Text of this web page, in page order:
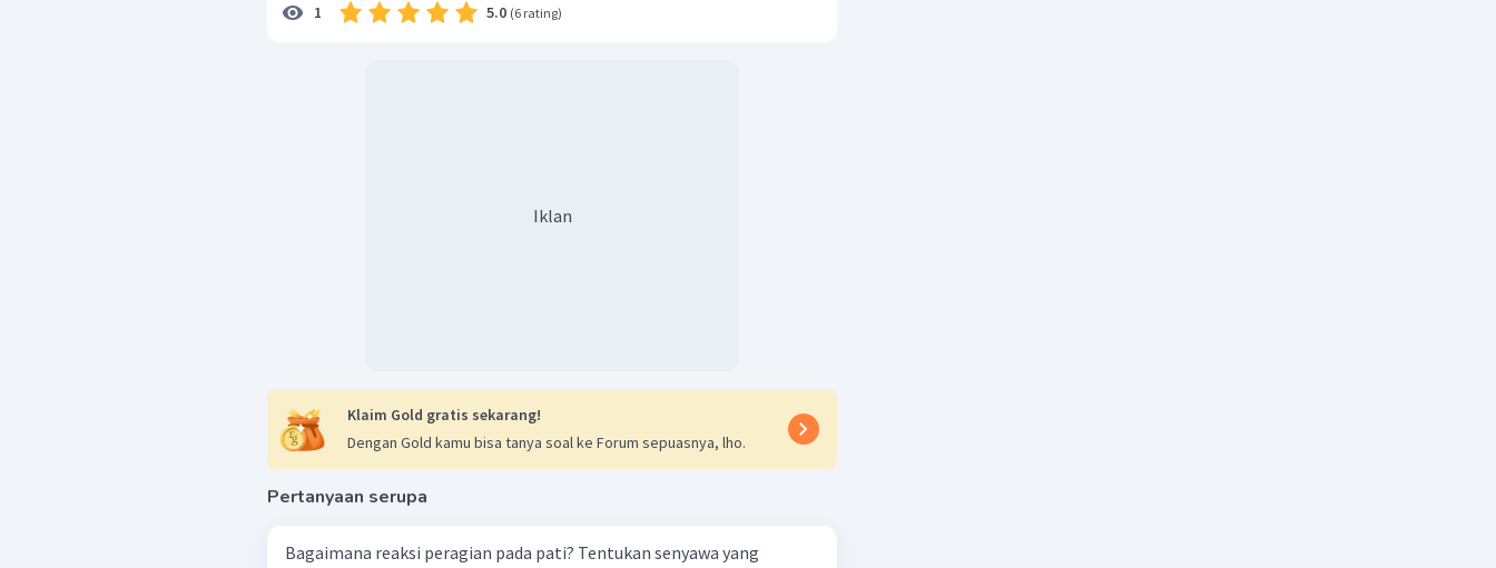
1 5.0 (6 rating)
Iklan
Klaim Gold gratis sekarang!
Dengan Gold kamu bisa tanya soal ke Forum sepuasnya, lho.
Pertanyaan serupa
Bagaimana reaksi peragian pada pati? Tentukan senyawa yang